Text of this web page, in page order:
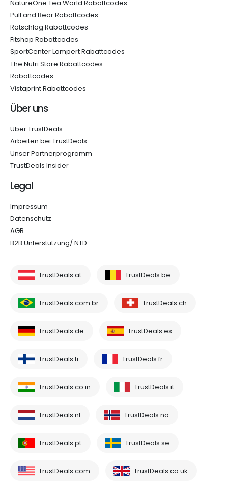
NatureOne Tea World Rabattcodes
Pull and Bear Rabattcodes
Rotschlag Rabattcodes
Fitshop Rabattcodes
SportCenter Lampert Rabattcodes
The Nutri Store Rabattcodes
Rabattcodes
Vistaprint Rabattcodes
Über uns
Über TrustDeals
Arbeiten bei TrustDeals
Unser Partnerprogramm
TrustDeals Insider
Legal
Impressum
Datenschutz
AGB
B2B Unterstützung/ NTD
TrustDeals.at TrustDeals.be
TrustDeals.com.br TrustDeals.ch
TrustDeals.de TrustDeals.es
TrustDeals.fi TrustDeals.fr
TrustDeals.co.in TrustDeals.it
TrustDeals.nl TrustDeals.no
TrustDeals.pt TrustDeals.se
TrustDeals.com TrustDeals.co.uk